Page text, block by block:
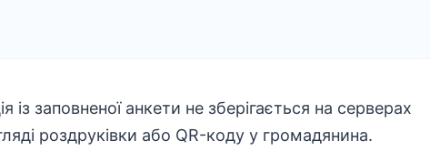
заповненої анкети не зберігається на серверах
роздруківки або QR-коду у громадянина.